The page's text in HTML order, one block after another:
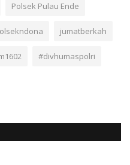
Polsek Pulau Ende
jumatberkah
#divhumaspolri